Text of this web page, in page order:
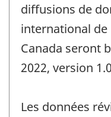
diffusions de
international
Canada seront
2022, version
Les données